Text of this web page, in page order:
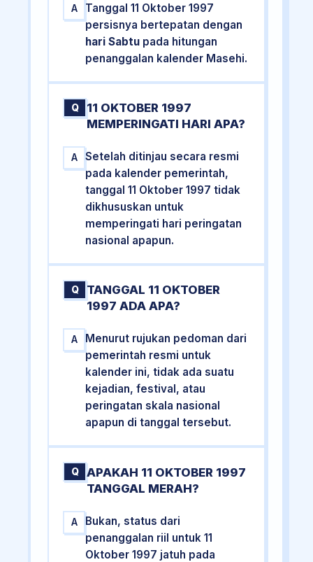
A
Tanggal 11 Oktober 1997
persisnya bertepatan dengan
hari Sabtu pada hitungan
penanggalan kalender Masehi.
Q
11 OKTOBER 1997
MEMPERINGATI HARI APA?
A
Setelah ditinjau secara resmi
pada kalender pemerintah,
tanggal 11 Oktober 1997 tidak
dikhususkan untuk
memperingati hari peringatan
nasional apapun.
Q
TANGGAL 11 OKTOBER
1997 ADA APA?
A
Menurut rujukan pedoman dari
pemerintah resmi untuk
kalender ini, tidak ada suatu
kejadian, festival, atau
peringatan skala nasional
apapun di tanggal tersebut.
Q
APAKAH 11 OKTOBER 1997
TANGGAL MERAH?
A
Bukan, status dari
penanggalan riil untuk 11
Oktober 1997 jatuh pada